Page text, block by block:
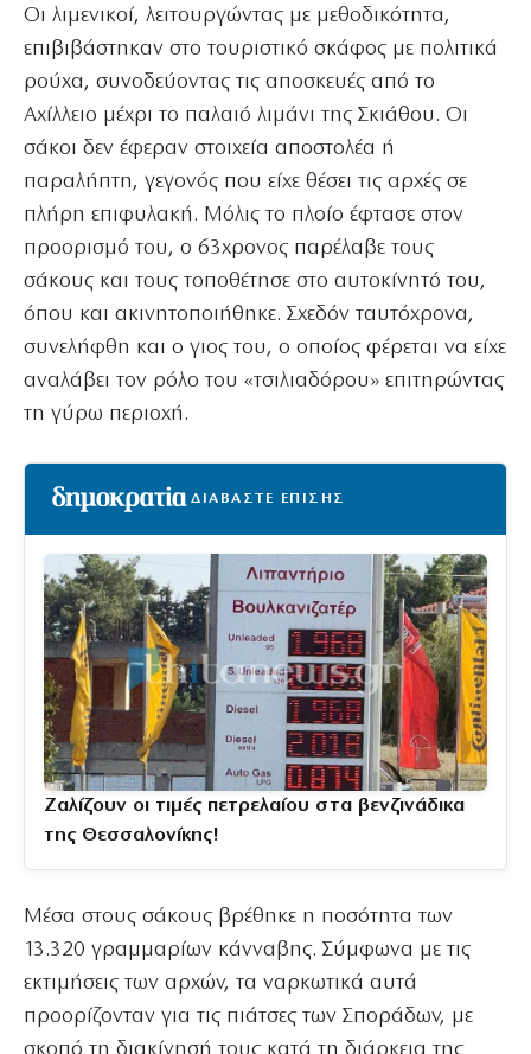
Οι λιμενικοί, λειτουργώντας με μεθοδικότητα,
επιβιβάστηκαν στο τουριστικό σκάφος με πολιτικά
ρούχα, συνοδεύοντας τις αποσκευές από το
Αχίλλειο μέχρι το παλαιό λιμάνι της Σκιάθου. Οι
σάκοι δεν έφεραν στοιχεία αποστολέα ή
παραλήπτη, γεγονός που είχε θέσει τις αρχές σε
πλήρη επιφυλακή. Μόλις το πλοίο έφτασε στον
προορισμό του, ο 63χρονος παρέλαβε τους
σάκους και τους τοποθέτησε στο αυτοκίνητό του,
όπου και ακινητοποιήθηκε. Σχεδόν ταυτόχρονα,
συνελήφθη και ο γιος του, ο οποίος φέρεται να είχε
αναλάβει τον ρόλο του «τσιλιαδόρου» επιτηρώντας
τη γύρω περιοχή.
ΔΙΑΒΑΣΤΕ ΕΠΙΣΗΣ
Ζαλίζουν οι τιμές πετρελαίου στα βενζινάδικα
της Θεσσαλονίκης!
Μέσα στους σάκους βρέθηκε η ποσότητα των
13.320 γραμμαρίων κάνναβης. Σύμφωνα με τις
εκτιμήσεις των αρχών, τα ναρκωτικά αυτά
προορίζονταν για τις πιάτσες των Σποράδων, με